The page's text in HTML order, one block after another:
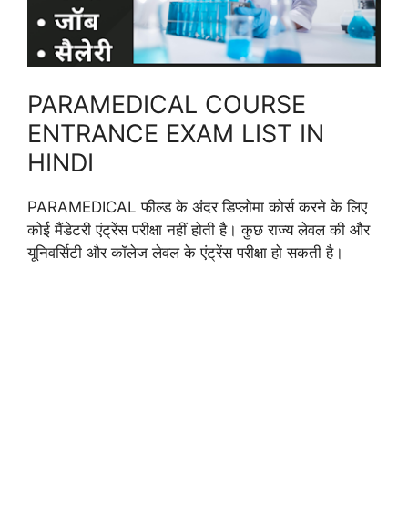
PARAMEDICAL COURSE
ENTRANCE EXAM LIST IN
HINDI
PARAMEDICAL फील्ड के अंदर डिप्लोमा कोर्स करने के लिए
कोई मैंडेटरी एंट्रेंस परीक्षा नहीं होती है। कुछ राज्य लेवल की और
यूनिवर्सिटी और कॉलेज लेवल के एंट्रेंस परीक्षा हो सकती है।